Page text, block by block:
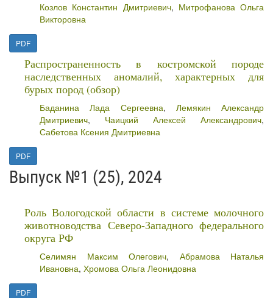
Козлов Константин Дмитриевич, Митрофанова Ольга
Викторовна
PDF
Распространенность в костромской породе
наследственных аномалий, характерных для
бурых пород (обзор)
Баданина Лада Сергеевна, Лемякин Александр
Дмитриевич, Чаицкий Алексей Александрович,
Сабетова Ксения Дмитриевна
PDF
Выпуск №1 (25), 2024
Роль Вологодской области в системе молочного
животноводства Северо-Западного федерального
округа РФ
Селимян Максим Олегович, Абрамова Наталья
Ивановна, Хромова Ольга Леонидовна
PDF